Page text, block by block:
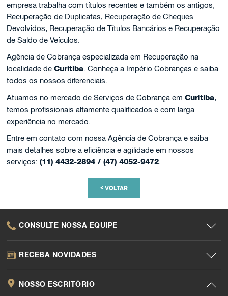
empresa trabalha com títulos recentes e também os antigos,
Recuperação de Duplicatas, Recuperação de Cheques
Devolvidos, Recuperação de Títulos Bancários e Recuperação
de Saldo de Veículos.
Agência de Cobrança especializada em Recuperação na
localidade deCuritiba. Conheça a Império Cobranças e saiba
todos os nossos diferenciais.
Atuamos no mercado de Serviços de Cobrança emCuritiba,
temos profissionais altamente qualificados e com larga
experiência no mercado.
Entre em contato com nossa Agência de Cobrança e saiba
mais detalhes sobre a eficiência e agilidade em nossos
serviços:(11) 4432-2894 / (47) 4052-9472.
<VOLTAR
CONSULTE NOSSA EQUIPE
RECEBA NOVIDADES
NOSSO ESCRITÓRIO